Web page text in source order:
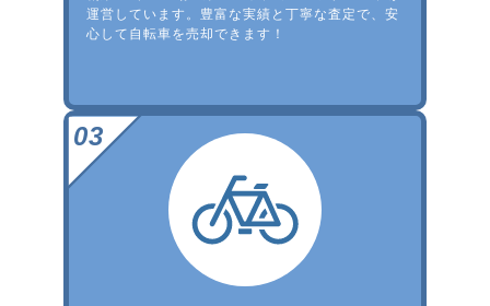
運営しています。豊富な実績と丁寧な査定で、安
心して自転車を売却できます！